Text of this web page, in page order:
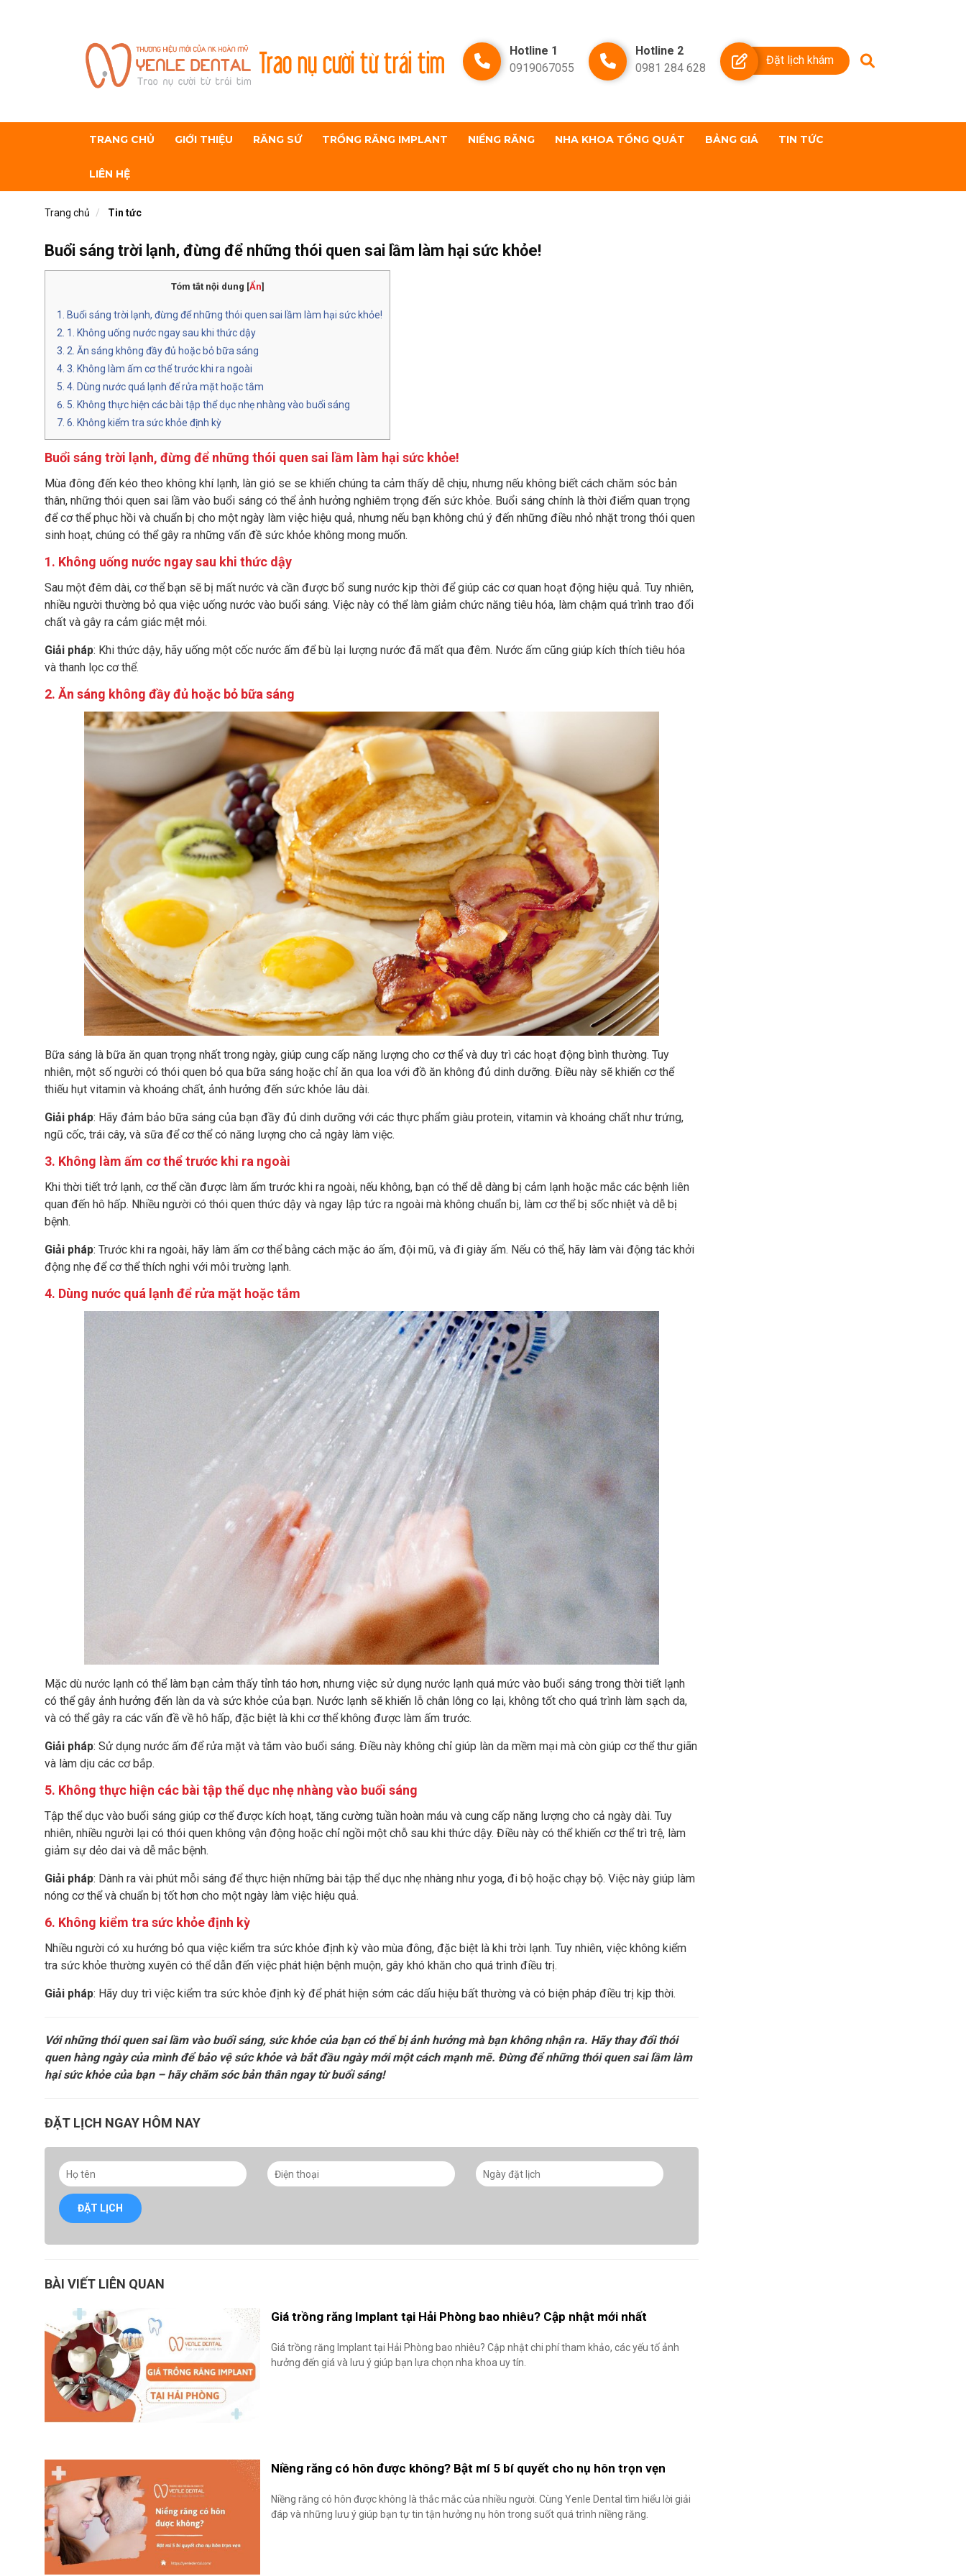
Trao nụ cười từ trái tim
Hotline 1
0919067055
Hotline 2
0981 284 628
Đặt lịch khám
TRANG CHỦ GIỚI THIỆU RĂNG SỨ TRỒNG RĂNG IMPLANT NIỀNG RĂNG NHA KHOA TỔNG QUÁT BẢNG GIÁ TIN TỨC
LIÊN HỆ
Trang chủ Tin tức
Buổi sáng trời lạnh, đừng để những thói quen sai lầm làm hại sức khỏe!
Tóm tắt nội dung [Ẩn]
Buổi sáng trời lạnh, đừng để những thói quen sai lầm làm hại sức khỏe!
1. Không uống nước ngay sau khi thức dậy
2. Ăn sáng không đầy đủ hoặc bỏ bữa sáng
3. Không làm ấm cơ thể trước khi ra ngoài
4. Dùng nước quá lạnh để rửa mặt hoặc tắm
5. Không thực hiện các bài tập thể dục nhẹ nhàng vào buổi sáng
6. Không kiểm tra sức khỏe định kỳ
Buổi sáng trời lạnh, đừng để những thói quen sai lầm làm hại sức khỏe!
Mùa đông đến kéo theo không khí lạnh, làn gió se se khiến chúng ta cảm thấy dễ chịu, nhưng nếu không biết cách chăm sóc bản
thân, những thói quen sai lầm vào buổi sáng có thể ảnh hưởng nghiêm trọng đến sức khỏe. Buổi sáng chính là thời điểm quan trọng
để cơ thể phục hồi và chuẩn bị cho một ngày làm việc hiệu quả, nhưng nếu bạn không chú ý đến những điều nhỏ nhặt trong thói quen
sinh hoạt, chúng có thể gây ra những vấn đề sức khỏe không mong muốn.
1. Không uống nước ngay sau khi thức dậy
Sau một đêm dài, cơ thể bạn sẽ bị mất nước và cần được bổ sung nước kịp thời để giúp các cơ quan hoạt động hiệu quả. Tuy nhiên,
nhiều người thường bỏ qua việc uống nước vào buổi sáng. Việc này có thể làm giảm chức năng tiêu hóa, làm chậm quá trình trao đổi
chất và gây ra cảm giác mệt mỏi.
Giải pháp: Khi thức dậy, hãy uống một cốc nước ấm để bù lại lượng nước đã mất qua đêm. Nước ấm cũng giúp kích thích tiêu hóa
và thanh lọc cơ thể.
2. Ăn sáng không đầy đủ hoặc bỏ bữa sáng
Bữa sáng là bữa ăn quan trọng nhất trong ngày, giúp cung cấp năng lượng cho cơ thể và duy trì các hoạt động bình thường. Tuy
nhiên, một số người có thói quen bỏ qua bữa sáng hoặc chỉ ăn qua loa với đồ ăn không đủ dinh dưỡng. Điều này sẽ khiến cơ thể
thiếu hụt vitamin và khoáng chất, ảnh hưởng đến sức khỏe lâu dài.
Giải pháp: Hãy đảm bảo bữa sáng của bạn đầy đủ dinh dưỡng với các thực phẩm giàu protein, vitamin và khoáng chất như trứng,
ngũ cốc, trái cây, và sữa để cơ thể có năng lượng cho cả ngày làm việc.
3. Không làm ấm cơ thể trước khi ra ngoài
Khi thời tiết trở lạnh, cơ thể cần được làm ấm trước khi ra ngoài, nếu không, bạn có thể dễ dàng bị cảm lạnh hoặc mắc các bệnh liên
quan đến hô hấp. Nhiều người có thói quen thức dậy và ngay lập tức ra ngoài mà không chuẩn bị, làm cơ thể bị sốc nhiệt và dễ bị
bệnh.
Giải pháp: Trước khi ra ngoài, hãy làm ấm cơ thể bằng cách mặc áo ấm, đội mũ, và đi giày ấm. Nếu có thể, hãy làm vài động tác khởi
động nhẹ để cơ thể thích nghi với môi trường lạnh.
4. Dùng nước quá lạnh để rửa mặt hoặc tắm
Mặc dù nước lạnh có thể làm bạn cảm thấy tỉnh táo hơn, nhưng việc sử dụng nước lạnh quá mức vào buổi sáng trong thời tiết lạnh
có thể gây ảnh hưởng đến làn da và sức khỏe của bạn. Nước lạnh sẽ khiến lỗ chân lông co lại, không tốt cho quá trình làm sạch da,
và có thể gây ra các vấn đề về hô hấp, đặc biệt là khi cơ thể không được làm ấm trước.
Giải pháp: Sử dụng nước ấm để rửa mặt và tắm vào buổi sáng. Điều này không chỉ giúp làn da mềm mại mà còn giúp cơ thể thư giãn
và làm dịu các cơ bắp.
5. Không thực hiện các bài tập thể dục nhẹ nhàng vào buổi sáng
Tập thể dục vào buổi sáng giúp cơ thể được kích hoạt, tăng cường tuần hoàn máu và cung cấp năng lượng cho cả ngày dài. Tuy
nhiên, nhiều người lại có thói quen không vận động hoặc chỉ ngồi một chỗ sau khi thức dậy. Điều này có thể khiến cơ thể trì trệ, làm
giảm sự dẻo dai và dễ mắc bệnh.
Giải pháp: Dành ra vài phút mỗi sáng để thực hiện những bài tập thể dục nhẹ nhàng như yoga, đi bộ hoặc chạy bộ. Việc này giúp làm
nóng cơ thể và chuẩn bị tốt hơn cho một ngày làm việc hiệu quả.
6. Không kiểm tra sức khỏe định kỳ
Nhiều người có xu hướng bỏ qua việc kiểm tra sức khỏe định kỳ vào mùa đông, đặc biệt là khi trời lạnh. Tuy nhiên, việc không kiểm
tra sức khỏe thường xuyên có thể dẫn đến việc phát hiện bệnh muộn, gây khó khăn cho quá trình điều trị.
Giải pháp: Hãy duy trì việc kiểm tra sức khỏe định kỳ để phát hiện sớm các dấu hiệu bất thường và có biện pháp điều trị kịp thời.
Với những thói quen sai lầm vào buổi sáng, sức khỏe của bạn có thể bị ảnh hưởng mà bạn không nhận ra. Hãy thay đổi thói
quen hàng ngày của mình để bảo vệ sức khỏe và bắt đầu ngày mới một cách mạnh mẽ. Đừng để những thói quen sai lầm làm
hại sức khỏe của bạn – hãy chăm sóc bản thân ngay từ buổi sáng!
ĐẶT LỊCH NGAY HÔM NAY
ĐẶT LỊCH
BÀI VIẾT LIÊN QUAN
Giá trồng răng Implant tại Hải Phòng bao nhiêu? Cập nhật mới nhất
Giá trồng răng Implant tại Hải Phòng bao nhiêu? Cập nhật chi phí tham khảo, các yếu tố ảnh
hưởng đến giá và lưu ý giúp bạn lựa chọn nha khoa uy tín.
Niềng răng có hôn được không? Bật mí 5 bí quyết cho nụ hôn trọn vẹn
Niềng răng có hôn được không là thắc mắc của nhiều người. Cùng Yenle Dental tìm hiểu lời giải
đáp và những lưu ý giúp bạn tự tin tận hưởng nụ hôn trong suốt quá trình niềng răng.